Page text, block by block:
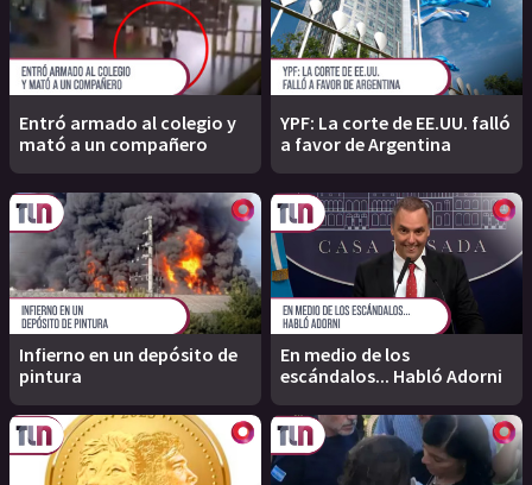
Entró armado al colegio y
mató a un compañero
YPF: La corte de EE.UU. falló
a favor de Argentina
Infierno en un depósito de
pintura
En medio de los
escándalos... Habló Adorni